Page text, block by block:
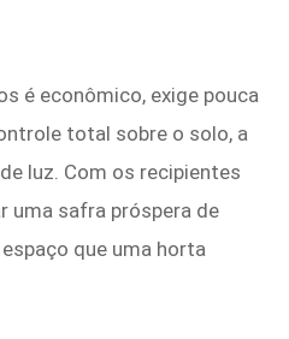
é econômico, exige pouca
total sobre o solo, a
luz. Com os recipientes
uma safra próspera de
que uma horta